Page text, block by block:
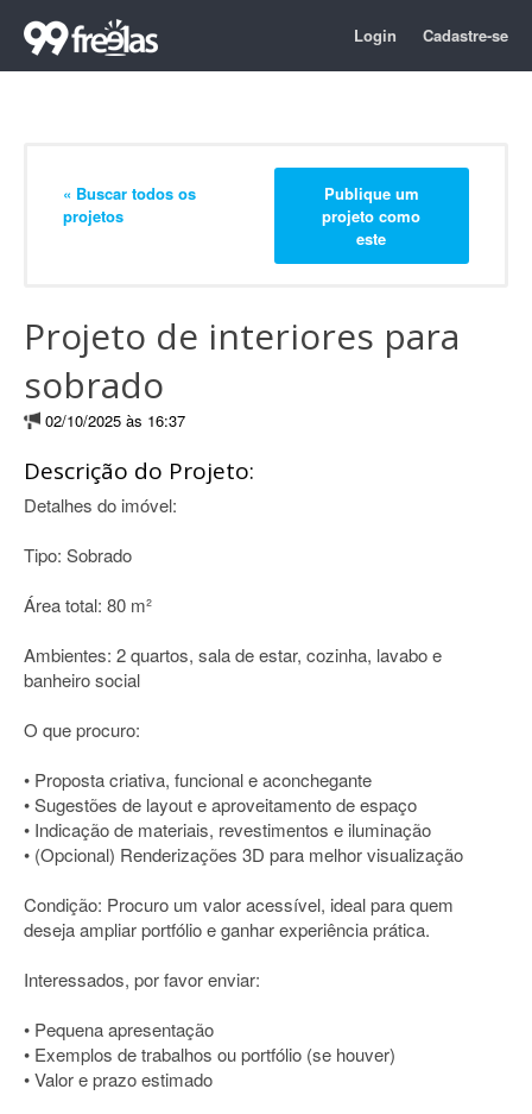
Login Cadastre-se
« Buscar todos os
projetos
Publique um
projeto como
este
Projeto de interiores para
sobrado
02/10/2025 às 16:37
Descrição do Projeto:
Detalhes do imóvel:
Tipo: Sobrado
Área total: 80 m²
Ambientes: 2 quartos, sala de estar, cozinha, lavabo e
banheiro social
O que procuro:
• Proposta criativa, funcional e aconchegante
• Sugestões de layout e aproveitamento de espaço
• Indicação de materiais, revestimentos e iluminação
• (Opcional) Renderizações 3D para melhor visualização
Condição: Procuro um valor acessível, ideal para quem
deseja ampliar portfólio e ganhar experiência prática.
Interessados, por favor enviar:
• Pequena apresentação
• Exemplos de trabalhos ou portfólio (se houver)
• Valor e prazo estimado